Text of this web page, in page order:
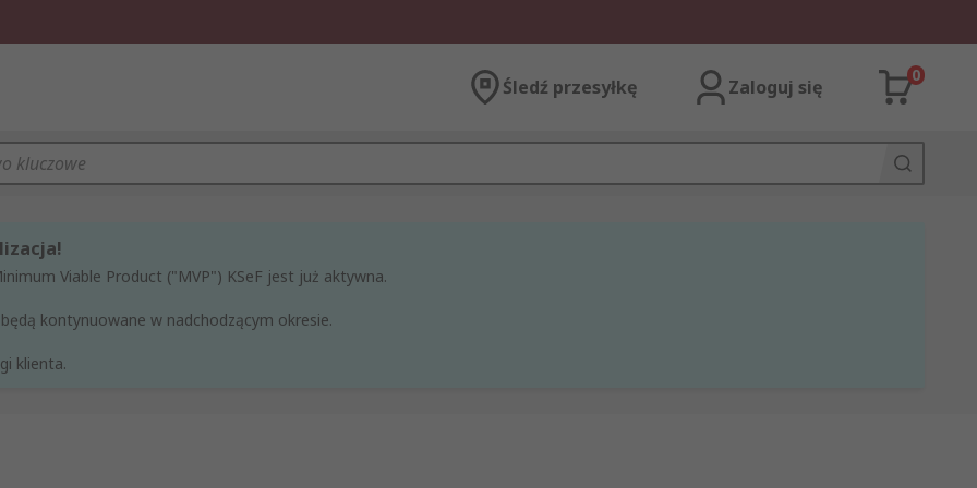
Śledź przesyłkę Zaloguj się
0
Viable Product ("MVP") KSeF jest już aktywna.
kontynuowane w nadchodzącym okresie.
klienta.